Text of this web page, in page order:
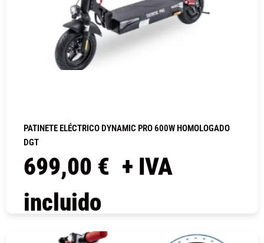
PATINETE ELÉCTRICO DYNAMIC PRO 600W HOMOLOGADO
DGT
699,00 € + IVA
incluido